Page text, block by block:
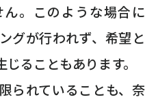
。このような場合に
グが行われず、希望と
ることもあります。
られていることも、奈